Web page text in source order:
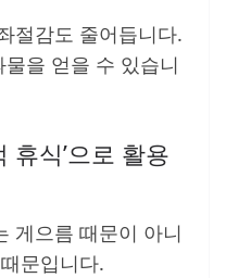
절감도 줄어듭니다.
을 얻을 수 있습니
휴식’으로 활용
게으름 때문이 아니
문입니다.